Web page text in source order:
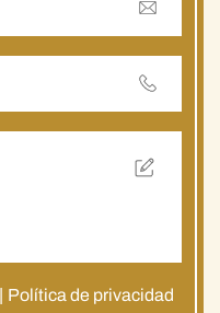
Política de privacidad